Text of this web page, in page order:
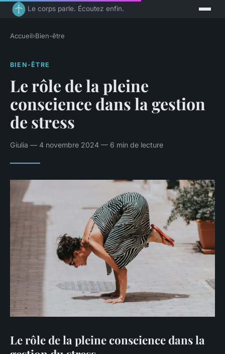
Le corps parle. Écoutez enfin.
Accueil›Bien-être
BIEN-ÊTRE
Le rôle de la pleine
conscience dans la gestion
de stress
Giulia — 4 novembre 2024 — 6 min de lecture
Le rôle de la pleine conscience dans la